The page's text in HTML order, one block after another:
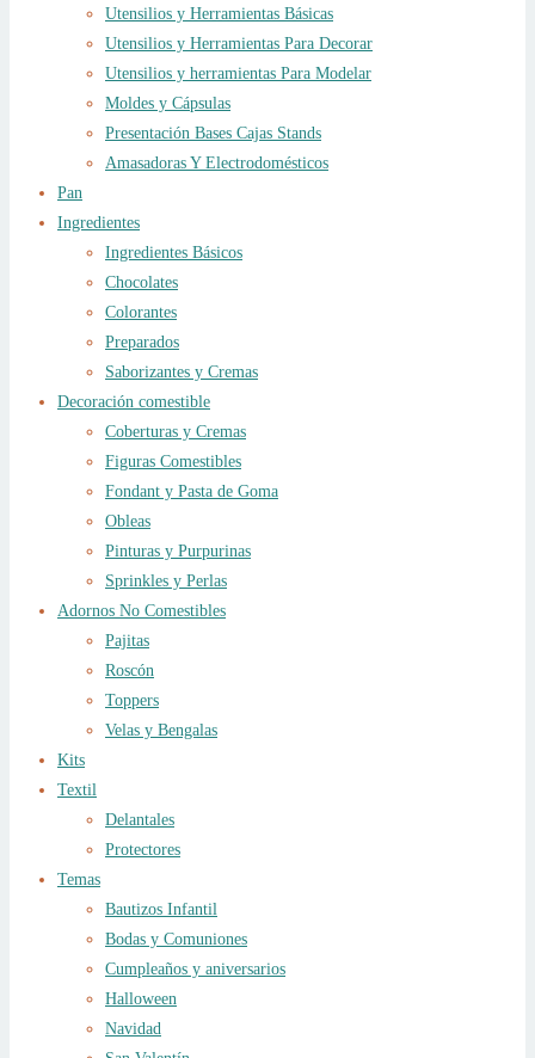
Utensilios y Herramientas Básicas
Utensilios y Herramientas Para Decorar
Utensilios y herramientas Para Modelar
Moldes y Cápsulas
Presentación Bases Cajas Stands
Amasadoras Y Electrodomésticos
Pan
Ingredientes
Ingredientes Básicos
Chocolates
Colorantes
Preparados
Saborizantes y Cremas
Decoración comestible
Coberturas y Cremas
Figuras Comestibles
Fondant y Pasta de Goma
Obleas
Pinturas y Purpurinas
Sprinkles y Perlas
Adornos No Comestibles
Pajitas
Roscón
Toppers
Velas y Bengalas
Kits
Textil
Delantales
Protectores
Temas
Bautizos Infantil
Bodas y Comuniones
Cumpleaños y aniversarios
Halloween
Navidad